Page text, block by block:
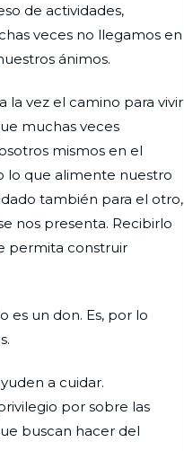
de actividades,
veces no llegamos en
ánimos.
la vez el camino para vivir
muchas veces
mismos en el
lo que alimente nuestro
también para el otro,
nos presenta. Recibirlo
permita construir
un don. Es, por lo
a cuidar.
por sobre las
buscan hacer del